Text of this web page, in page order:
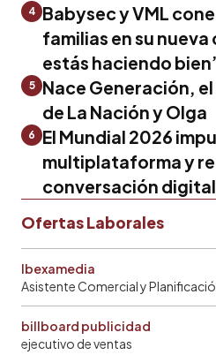
4 Babysec y VML
familias en su nueva
estás haciendo
5
Nace Generación,
de La Nación y Olga
6
El Mundial 2026
multiplataforma y
conversación digital
Ofertas Laborales
Ibexamedia
Asistente Comercial y
billboard publicidad
ejecutivo de ventas